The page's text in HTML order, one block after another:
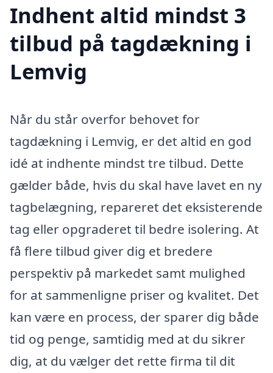
Indhent altid mindst 3
tilbud på tagdækning i
Lemvig
Når du står overfor behovet for
tagdækning i Lemvig, er det altid en god
idé at indhente mindst tre tilbud. Dette
gælder både, hvis du skal have lavet en ny
tagbelægning, repareret det eksisterende
tag eller opgraderet til bedre isolering. At
få flere tilbud giver dig et bredere
perspektiv på markedet samt mulighed
for at sammenligne priser og kvalitet. Det
kan være en process, der sparer dig både
tid og penge, samtidig med at du sikrer
dig, at du vælger det rette firma til dit